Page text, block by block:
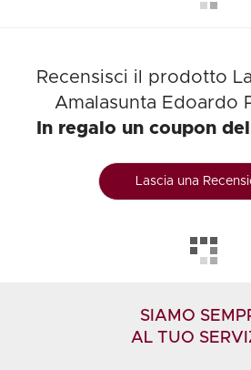
Recensisci il prodotto
Amalasunta Edoardo
In regalo un coupon
Lascia una
SIAMO
AL TUO